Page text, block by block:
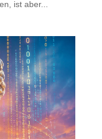
ist aber...